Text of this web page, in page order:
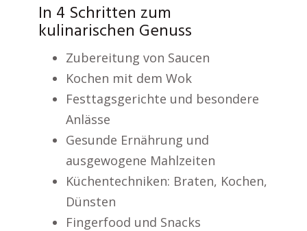
In 4 Schritten zum
kulinarischen Genuss
Zubereitung von Saucen
Kochen mit dem Wok
Festtagsgerichte und besondere
Anlässe
Gesunde Ernährung und
ausgewogene Mahlzeiten
Küchentechniken: Braten, Kochen,
Dünsten
Fingerfood und Snacks